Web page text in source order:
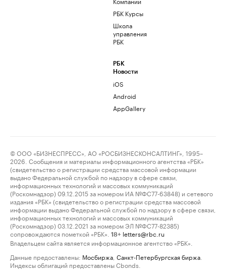
РБК Курсы
Школа
управления
РБК
РБК
Новости
iOS
Android
AppGallery
© ООО «БИЗНЕСПРЕСС», АО «РОСБИЗНЕСКОНСАЛТИНГ», 1995–
2026. Сообщения и материалы информационного агентства «РБК»
(свидетельство о регистрации средства массовой информации
выдано Федеральной службой по надзору в сфере связи,
информационных технологий и массовых коммуникаций
(Роскомнадзор) 09.12.2015 за номером ИА №ФС77-63848) и сетевого
издания «РБК» (свидетельство о регистрации средства массовой
информации выдано Федеральной службой по надзору в сфере связи,
информационных технологий и массовых коммуникаций
(Роскомнадзор) 03.12.2021 за номером ЭЛ №ФС77-82385)
сопровождаются пометкой «РБК».
18+ letters@rbc.ru
Владельцем сайта является информационное агентство «РБК».
Данные предоставлены: Мосбиржа Санкт-Петербургская биржа
Индексы облигаций предоставлены Cbonds.